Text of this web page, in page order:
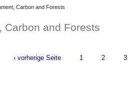
Carbon and Forests
Carbon and Forests
‹ vorherige Seite 1 2 3